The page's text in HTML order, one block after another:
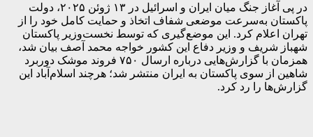
در پی آغاز جنگ میان ایران و اسرائیل در ۱۳ ژوئن ۲۰۲۵، دولت
پاکستان به‌سرعت موضعی شفاف اتخاذ و حمایت کامل خود را از
تهران اعلام کرد. این موضع‌گیری که توسط نخست‌وزیر پاکستان
شهباز شریف و وزیر دفاع این کشور خواجه محمد آصف بیان شد،
همزمان با گزارش‌هایی درباره ارسال ۷۵۰ فروند موشک دوربرد
شاهین از سوی پاکستان به ایران منتشر شد؛ هرچند اسلام‌آباد این
گزارش‌ها را رد کرد.